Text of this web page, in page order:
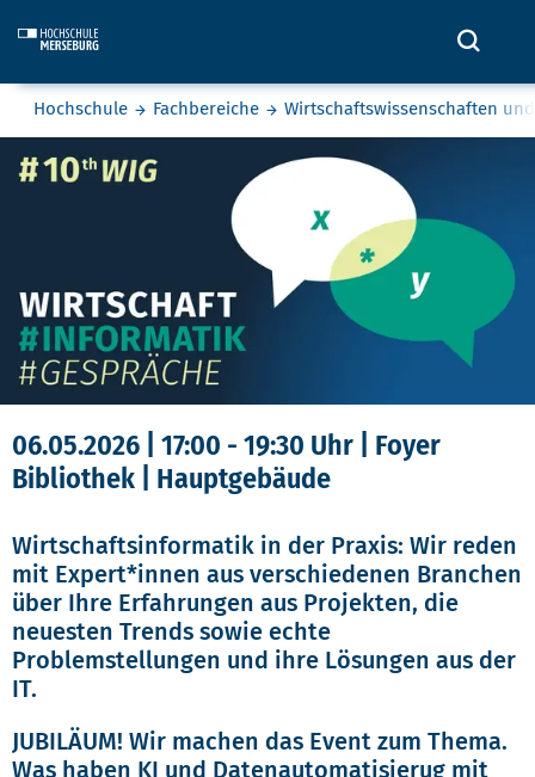
Sie befinden sich hier:
Hochschule Fachbereiche Wirtschaftswissenschaften
06.05.2026 | 17:00 - 19:30 Uhr | Foyer
Bibliothek | Hauptgebäude
Wirtschaftsinformatik in der Praxis: Wir reden
mit Expert*innen aus verschiedenen Branchen
über Ihre Erfahrungen aus Projekten, die
neuesten Trends sowie echte
Problemstellungen und ihre Lösungen aus der
IT.
JUBILÄUM! Wir machen das Event zum Thema.
Was haben KI und Datenautomatisierug mit